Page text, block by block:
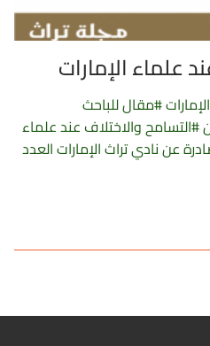
علماء الإمارات
#مقال للباحث
#التسامح والاختلاف عند علماء
عن نادي تراث الإمارات العدد